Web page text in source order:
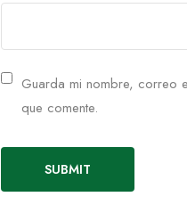
Guarda mi nombre, correo
que comente.